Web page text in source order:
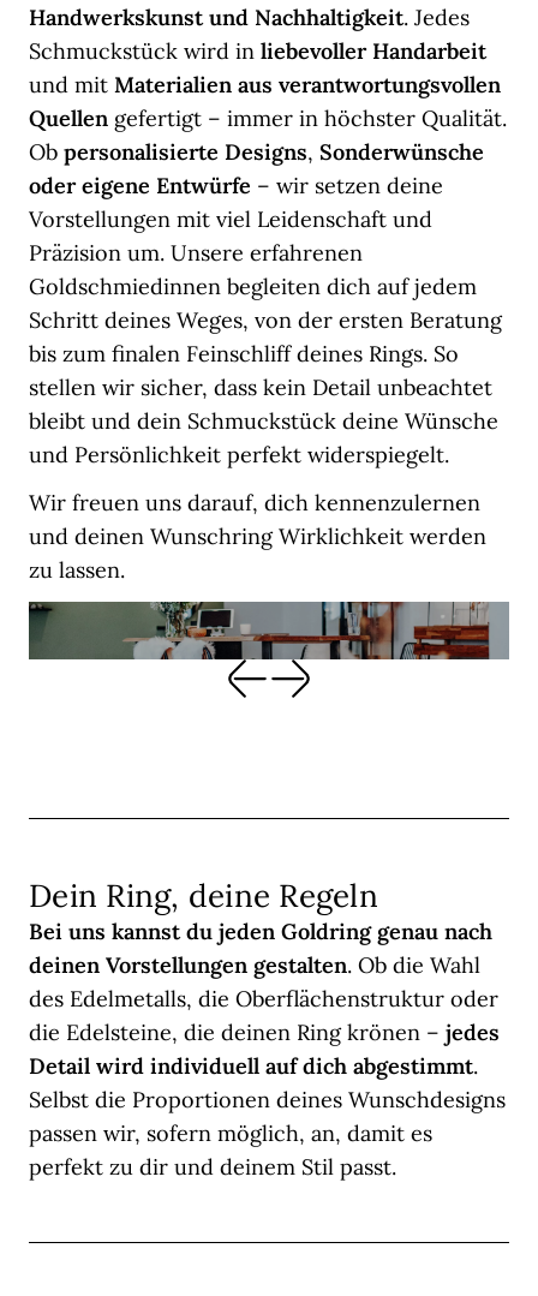
Handwerkskunst und Nachhaltigkeit. Jedes
Schmuckstück wird in liebevoller Handarbeit
und mit Materialien aus verantwortungsvollen
Quellen gefertigt – immer in höchster Qualität.
Ob personalisierte Designs, Sonderwünsche
oder eigene Entwürfe – wir setzen deine
Vorstellungen mit viel Leidenschaft und
Präzision um. Unsere erfahrenen
Goldschmiedinnen begleiten dich auf jedem
Schritt deines Weges, von der ersten Beratung
bis zum finalen Feinschliff deines Rings. So
stellen wir sicher, dass kein Detail unbeachtet
bleibt und dein Schmuckstück deine Wünsche
und Persönlichkeit perfekt widerspiegelt.
Wir freuen uns darauf, dich kennenzulernen
und deinen Wunschring Wirklichkeit werden
zu lassen.
Dein Ring, deine Regeln
Bei uns kannst du jeden Goldring genau nach
deinen Vorstellungen gestalten. Ob die Wahl
des Edelmetalls, die Oberflächenstruktur oder
die Edelsteine, die deinen Ring krönen – jedes
Detail wird individuell auf dich abgestimmt.
Selbst die Proportionen deines Wunschdesigns
passen wir, sofern möglich, an, damit es
perfekt zu dir und deinem Stil passt.